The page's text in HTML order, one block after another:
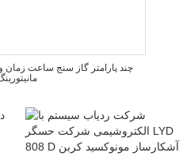
چند پارامتر گاز سنج ساعت زمان